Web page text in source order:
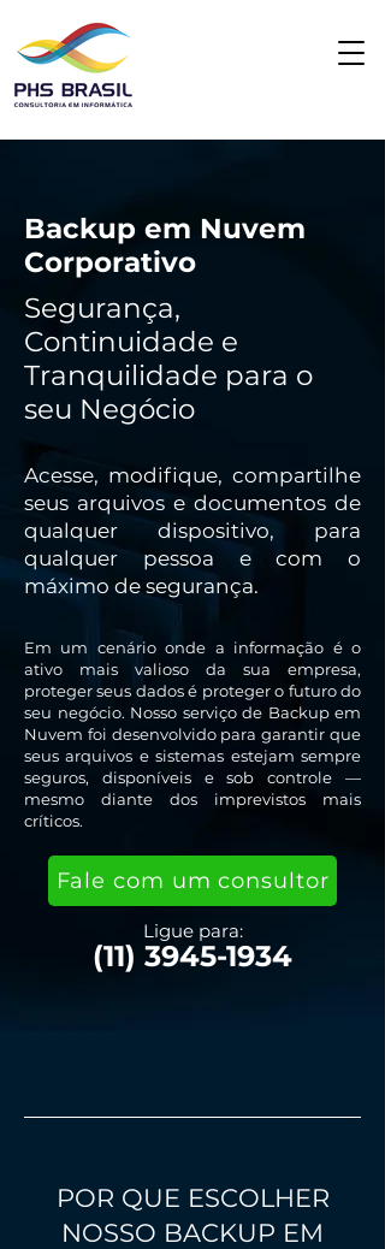
Backup em Nuvem
Corporativo
Segurança,
Continuidade e
Tranquilidade para o
seu Negócio
Acesse, modifique, compartilhe
seus arquivos e documentos de
qualquer dispositivo, para
qualquer pessoa e com o
máximo de segurança.
Em um cenário onde a informação é o
ativo mais valioso da sua empresa,
proteger seus dados é proteger o futuro do
seu negócio. Nosso serviço de Backup em
Nuvem foi desenvolvido para garantir que
seus arquivos e sistemas estejam sempre
seguros, disponíveis e sob controle —
mesmo diante dos imprevistos mais
críticos.
Fale com um consultor
Ligue para:
(11) 3945-1934
POR QUE ESCOLHER
NOSSO BACKUP EM